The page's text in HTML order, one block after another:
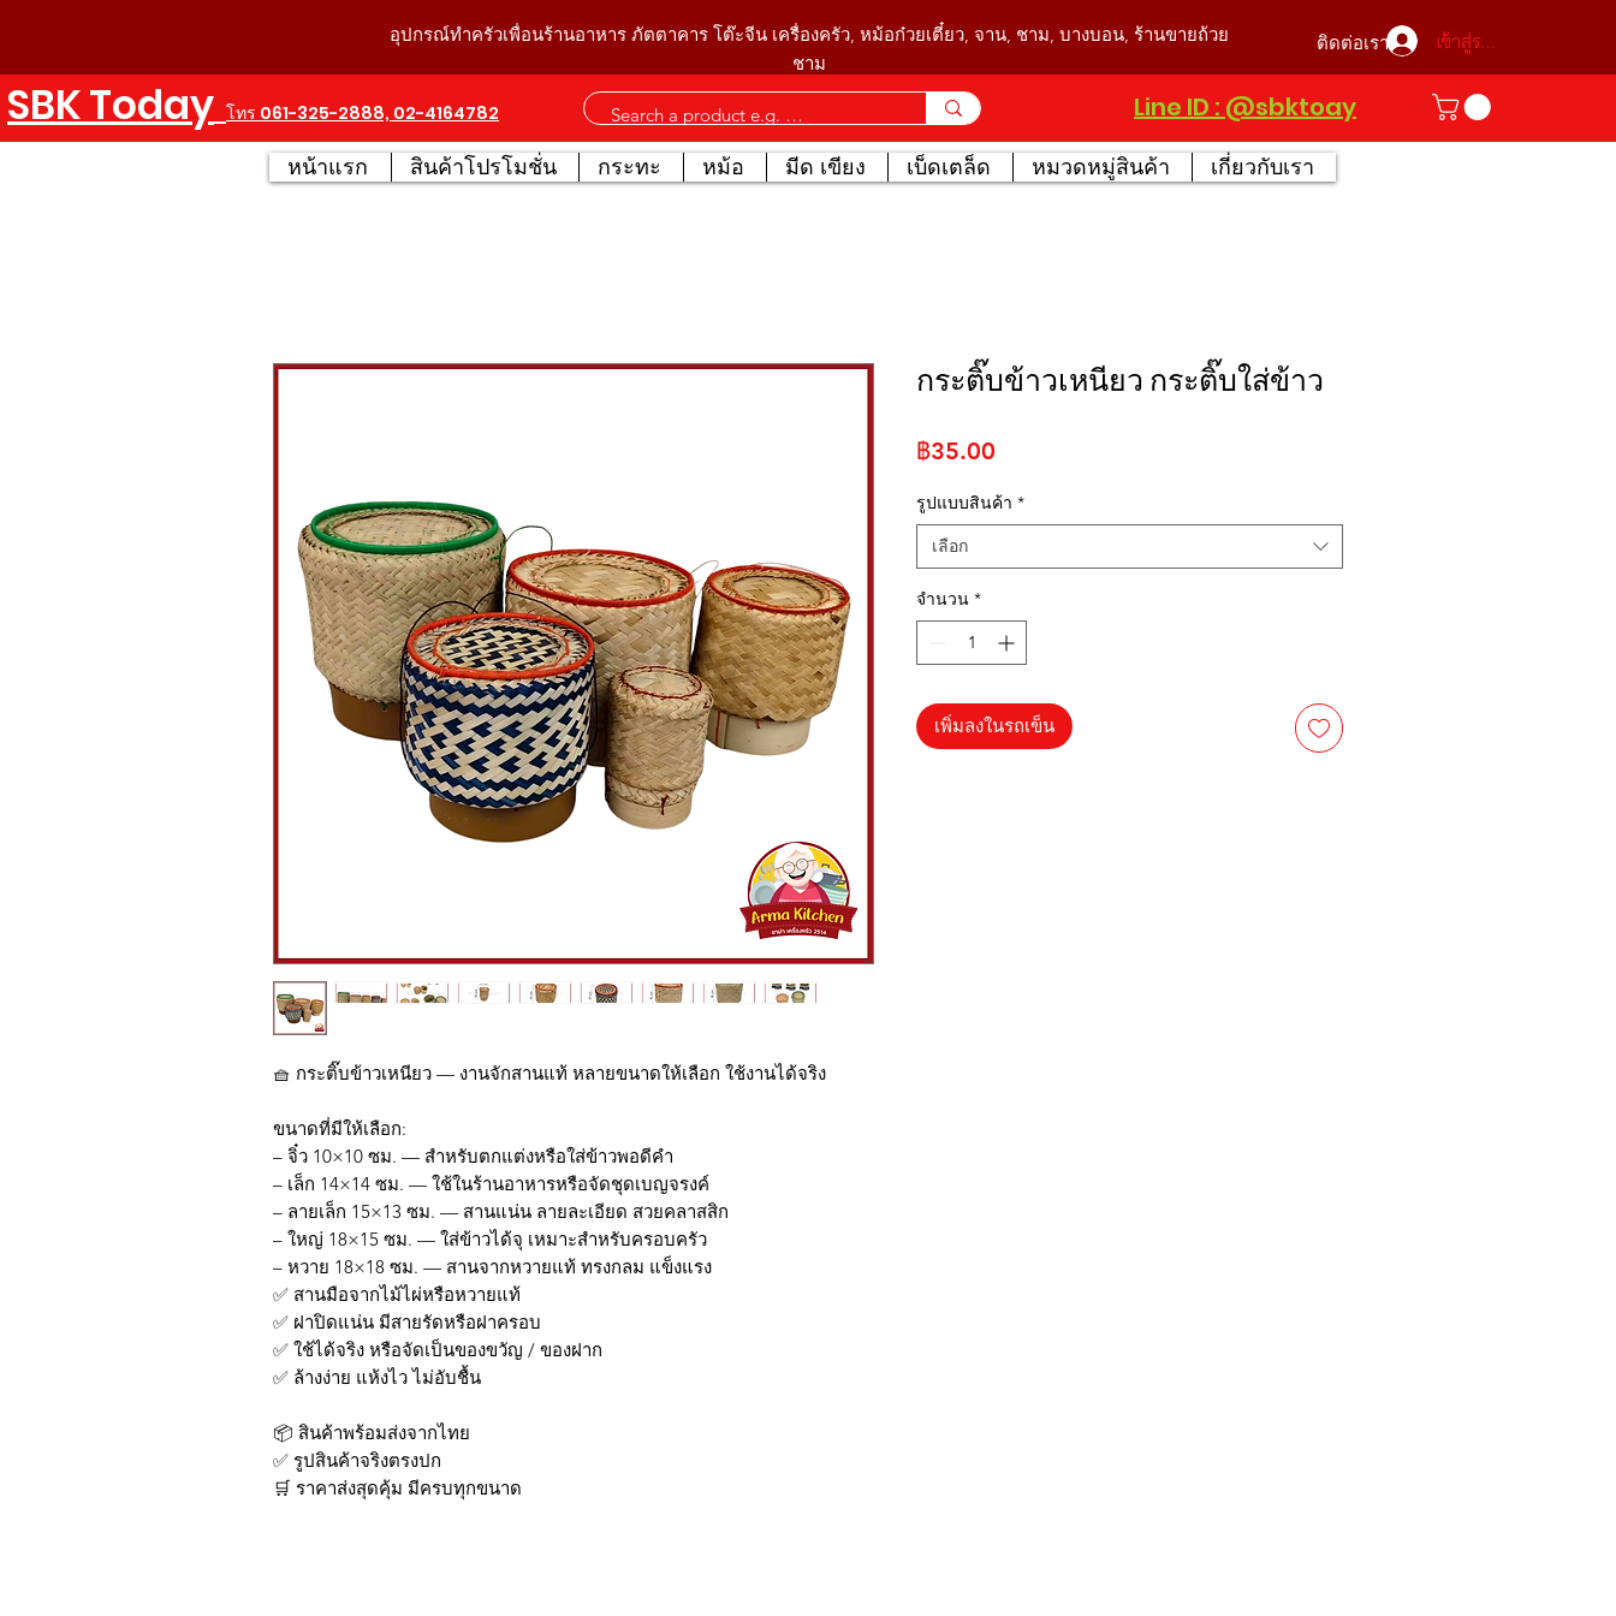
อุปกรณ์ทำครัวเพื่อนร้านอาหาร ภัตตาคาร โต๊ะจีน เครื่องครัว, หม้อก๋วยเตี๋ยว, จาน, ชาม, บางบอน, ร้านขายถ้วย
ชาม
เข้าสู่ระบบ
ติดต่อเรา
SBK Today โทร 061-325-2888, 02-4164782 Line ID : @sbktoay
หน้าแรก สินค้าโปรโมชั่น กระทะ หม้อ มีด เขียง เบ็ดเตล็ด หมวดหมู่สินค้า เกี่ยวกับเรา
🧺 กระติ๊บข้าวเหนียว — งานจักสานแท้ หลายขนาดให้เลือก ใช้งานได้จริง
ขนาดที่มีให้เลือก:
– จิ๋ว 10×10 ซม. — สำหรับตกแต่งหรือใส่ข้าวพอดีคำ
– เล็ก 14×14 ซม. — ใช้ในร้านอาหารหรือจัดชุดเบญจรงค์
– ลายเล็ก 15×13 ซม. — สานแน่น ลายละเอียด สวยคลาสสิก
– ใหญ่ 18×15 ซม. — ใส่ข้าวได้จุ เหมาะสำหรับครอบครัว
– หวาย 18×18 ซม. — สานจากหวายแท้ ทรงกลม แข็งแรง
✅ สานมือจากไม้ไผ่หรือหวายแท้
✅ ฝาปิดแน่น มีสายรัดหรือฝาครอบ
✅ ใช้ได้จริง หรือจัดเป็นของขวัญ / ของฝาก
✅ ล้างง่าย แห้งไว ไม่อับชื้น
📦 สินค้าพร้อมส่งจากไทย
✅ รูปสินค้าจริงตรงปก
🛒 ราคาส่งสุดคุ้ม มีครบทุกขนาด
กระติ๊บข้าวเหนียว กระติ๊บใส่ข้าว
฿35.00
รูปแบบสินค้า *
เลือก
จำนวน *
เพิ่มลงในรถเข็น